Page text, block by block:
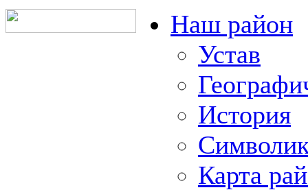
Наш район
Устав
История
Карта